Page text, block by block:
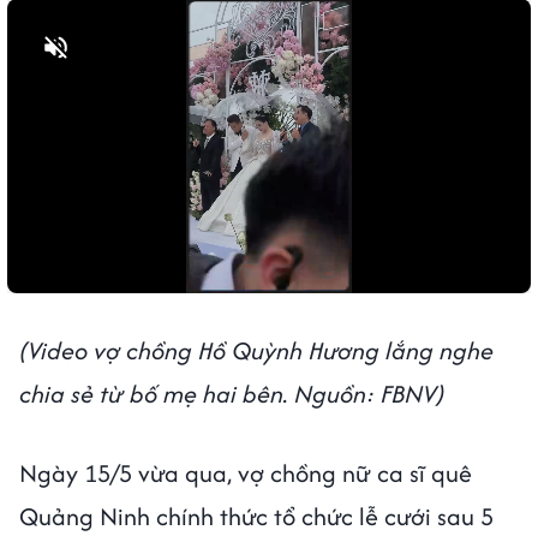
(Video vợ chồng Hồ Quỳnh Hương lắng nghe
chia sẻ từ bố mẹ hai bên. Nguồn: FBNV)
Ngày 15/5 vừa qua, vợ chồng nữ ca sĩ quê
Quảng Ninh chính thức tổ chức lễ cưới sau 5